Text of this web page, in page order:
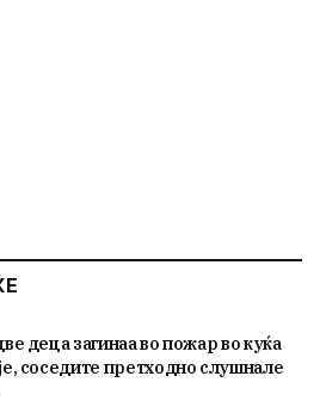
деца загинаа во пожар во куќа
соседите претходно слушнале